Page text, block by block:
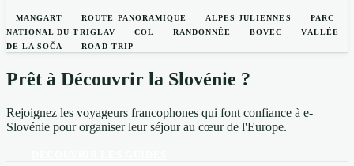
MANGART ROUTE PANORAMIQUE ALPES JULIENNES
PARC
NATIONAL DU TRIGLAV
COL RANDONNÉE BOVEC
VALLÉE
DE LA SOČA
ROAD TRIP
Prêt à Découvrir la Slovénie ?
Rejoignez les voyageurs francophones qui font confiance à e-
Slovénie pour organiser leur séjour au cœur de l'Europe.